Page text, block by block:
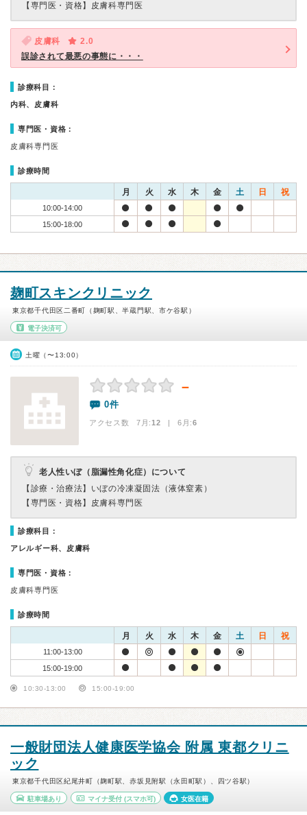
【専門医・資格】 皮膚科専門医
皮膚科
2.0
誤診されて最悪の事態に・・・
診療科目：
内科、皮膚科
専門医・資格：
皮膚科専門医
診療時間
月 火 水 木 金 土 日 祝
10:00-14:00
15:00-18:00
麹町スキンクリニック
東京都千代田区二番町（麹町駅、半蔵門駅、市ケ谷駅）
電子決済可
土曜（〜13:00）
－
0件
アクセス数 7月:12 | 6月:6
老人性いぼ（脂漏性角化症）について
【診療・治療法】 いぼの冷凍凝固法（液体窒素）
【専門医・資格】 皮膚科専門医
診療科目：
アレルギー科、皮膚科
専門医・資格：
皮膚科専門医
診療時間
月 火 水 木 金 土 日 祝
11:00-13:00
15:00-19:00
10:30-13:00 15:00-19:00
一般財団法人健康医学協会 附属 東都クリニ
ック
東京都千代田区紀尾井町（麹町駅、赤坂見附駅（永田町駅）、四ツ谷駅）
駐車場あり マイナ受付(スマホ可) 女医在籍